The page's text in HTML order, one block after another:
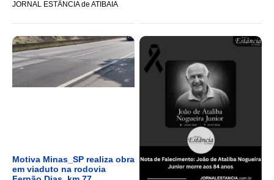
JORNAL ESTÂNCIA de ATIBAIA
Motiva Minas_SP realiza obra
em viaduto na rodovia